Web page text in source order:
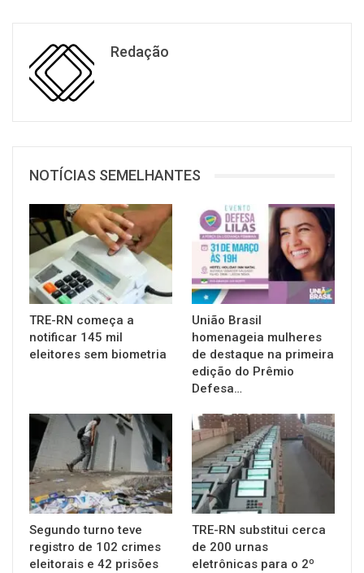
Redação
NOTÍCIAS SEMELHANTES
TRE-RN começa a
notificar 145 mil
eleitores sem biometria
União Brasil
homenageia mulheres
de destaque na primeira
edição do Prêmio
Defesa…
Segundo turno teve
registro de 102 crimes
eleitorais e 42 prisões
TRE-RN substitui cerca
de 200 urnas
eletrônicas para o 2º